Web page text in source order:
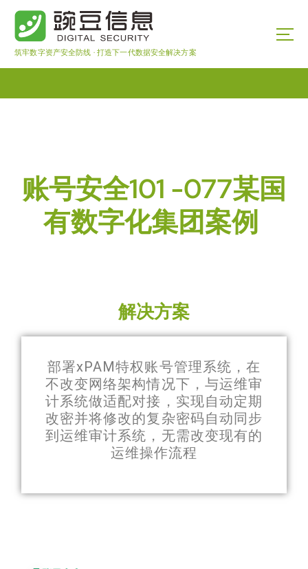
筑牢数字资产安全防线 · 打造下一代数据安全解决方案
账号安全101 -077某国
有数字化集团案例
解决方案
部署xPAM特权账号管理系统，在
不改变网络架构情况下，与运维审
计系统做适配对接，实现自动定期
改密并将修改的复杂密码自动同步
到运维审计系统，无需改变现有的
运维操作流程